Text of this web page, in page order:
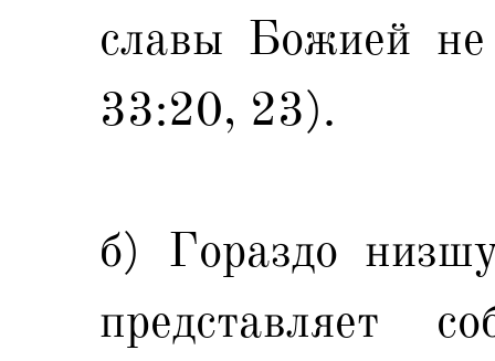
славы Божией
33:20, 23).
б) Гораздо
представляет